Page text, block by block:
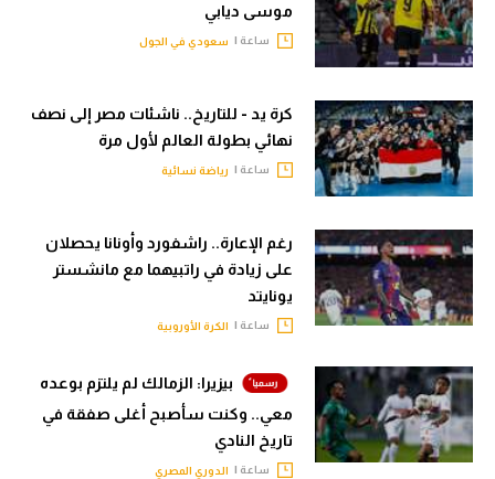
موسى ديابي
ساعة | سعودي في الجول
كرة يد - للتاريخ.. ناشئات مصر إلى نصف
نهائي بطولة العالم لأول مرة
ساعة | رياضة نسائية
رغم الإعارة.. راشفورد وأونانا يحصلان
على زيادة في راتبيهما مع مانشستر
يونايتد
ساعة | الكرة الأوروبية
بيزيرا: الزمالك لم يلتزم بوعده
معي.. وكنت سأصبح أغلى صفقة في
تاريخ النادي
ساعة | الدوري المصري